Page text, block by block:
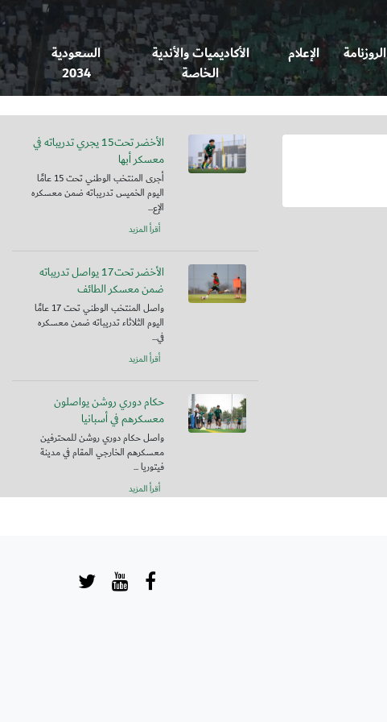
الروزنامة الإعلام
الأكاديميات والأندية
الخاصة
السعودية
2034
الأخضر تحت15 يجري تدريباته في
معسكر أبها
أجرى المنتخب الوطني تحت 15 عامًا
اليوم الخميس تدريباته ضمن معسكره
الإع...
أقرأ المزيد
الأخضر تحت17 يواصل تدريباته
ضمن معسكر الطائف
واصل المنتخب الوطني تحت 17 عامًا
اليوم الثلاثاء تدريباته ضمن معسكره
في...
أقرأ المزيد
حكام دوري روشن يواصلون
معسكرهم في أسبانيا
واصل حكام دوري روشن للمحترفين
معسكرهم الخارجي المقام في مدينة
فيتوريا ...
أقرأ المزيد